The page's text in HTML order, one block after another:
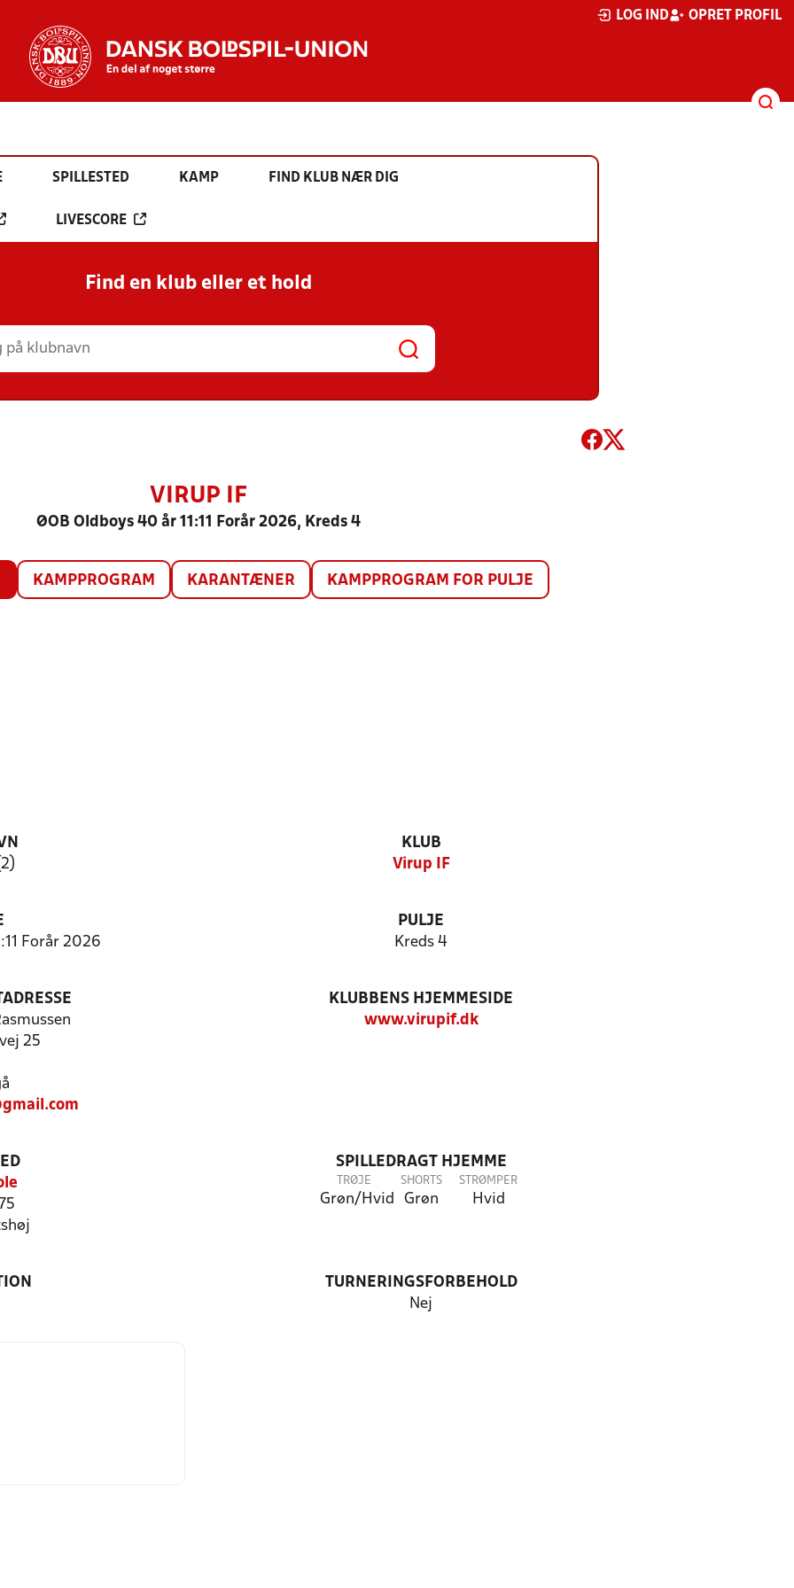
LOG IND OPRET PROFIL
SPILLESTED KAMP FIND KLUB NÆR DIG
LIVESCORE
Find en klub eller et hold
VIRUP IF
ØOB Oldboys 40 år 11:11 Forår 2026, Kreds 4
KAMPPROGRAM KARANTÆNER KAMPPROGRAM FOR PULJE
KLUB
Virup IF
Forår 2026
PULJE
Kreds 4
25
KLUBBENS HJEMMESIDE
www.virupif.dk
SPILLEDRAGT HJEMME
TRØJE
Grøn/Hvid
SHORTS
Grøn
STRØMPER
Hvid
TURNERINGSFORBEHOLD
Nej